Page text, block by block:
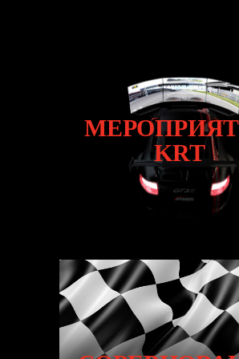
KRT
KRT
ОТКРОЙТЕ ДЛЯ СЕБЯ НАШ